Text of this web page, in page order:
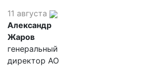
11 августа
Александр
Жаров
генеральный
директор АО